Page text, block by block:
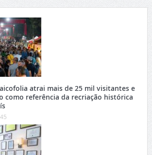
atrai mais de 25 mil visitantes e
como referência da recriação histórica